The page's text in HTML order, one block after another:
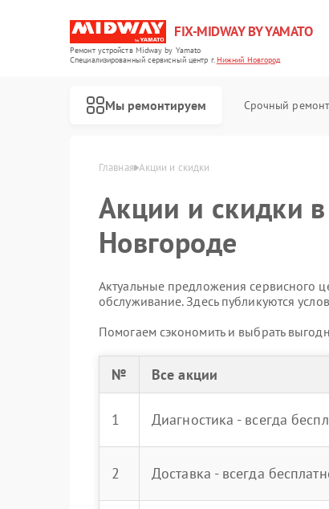
FIX-MIDWAY BY YAMATO
Ремонт устройств Midway by Yamato
Специализированный cервисный центр г.Нижний Новгород
Мы ремонтируем Срочный ремонт
Главная Акции и скидки
Акции и скидки
Новгороде
Актуальные предложения сервисного
обслуживание. Здесь публикуются
Помогаем сэкономить и выбрать
№ Все акции
1 Диагностика - всегда
2 Доставка - всегда